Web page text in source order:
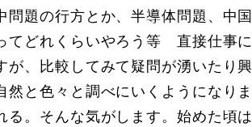
問題の行方とか、半導体問題、中
てどれくらいやろう等 直接仕事
が、比較してみて疑問が湧いたり
然と色々と調べにいくようになり
る。そんな気がします。始めた頃